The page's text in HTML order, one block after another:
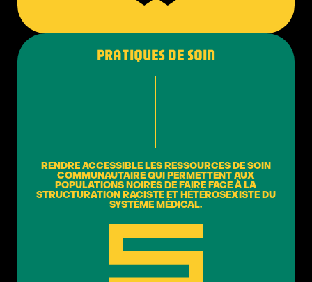
PRATIQUES DE SOIN
RENDRE ACCESSIBLE LES RESSOURCES DE SOIN
COMMUNAUTAIRE QUI PERMETTENT AUX
POPULATIONS NOIRES DE FAIRE FACE À LA
STRUCTURATION RACISTE ET HÉTÉROSEXISTE DU
SYSTÈME MÉDICAL.